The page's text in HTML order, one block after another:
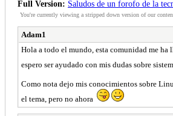
Full Version: Saludos de un forofo de la
You're currently viewing a stripped down version of our
Adam1
Hola a todo el mundo, esta comunidad me
espero ser ayudado con mis dudas sobre
Como nota dejo mis conocimientos sobre
el tema, pero no ahora